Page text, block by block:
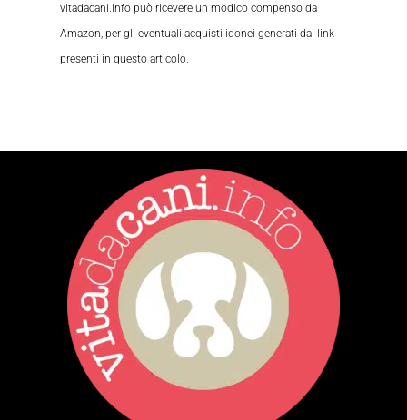
vitadacani.info può ricevere un modico compenso da
Amazon, per gli eventuali acquisti idonei generati dai link
presenti in questo articolo.